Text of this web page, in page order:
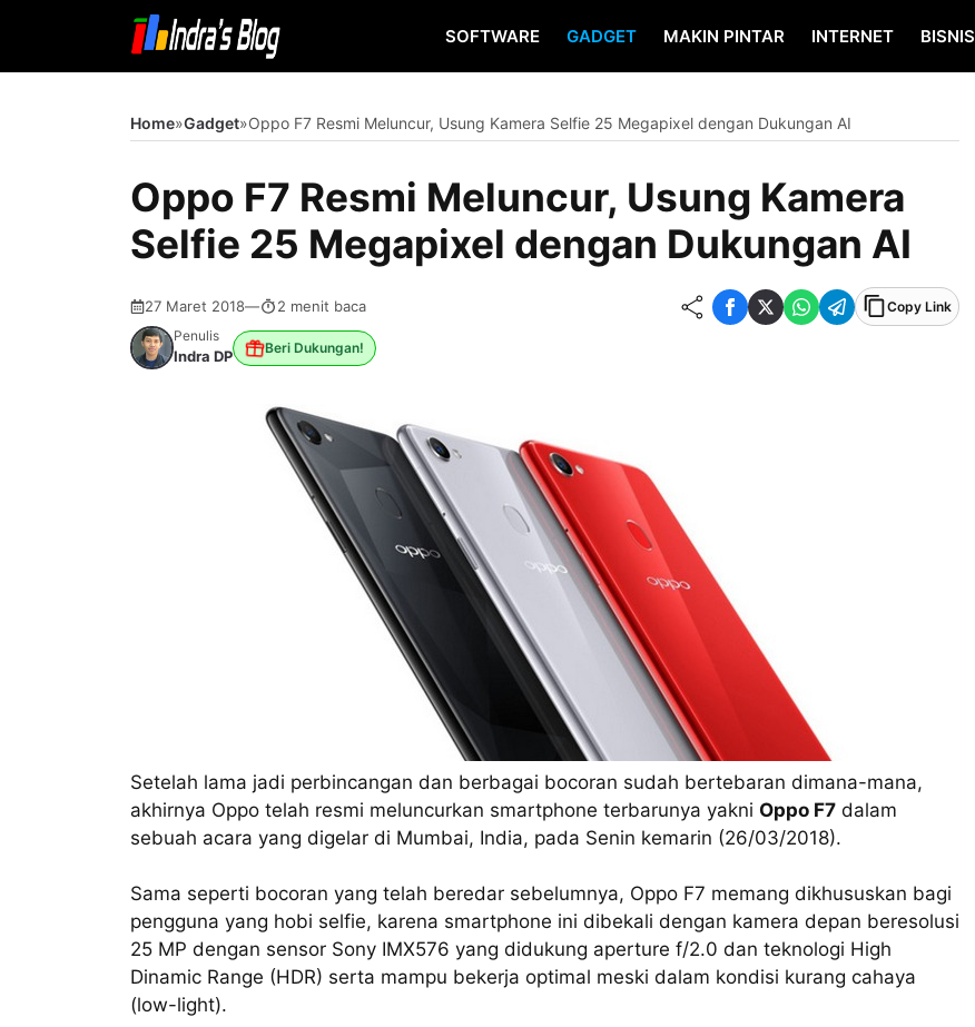
isi
SOFTWARE GADGET MAKIN PINTAR INTERNET BISNIS
Home»Gadget»Oppo F7 Resmi Meluncur, Usung Kamera Selfie 25 Megapixel dengan Dukungan AI
Oppo F7 Resmi Meluncur, Usung Kamera
Selfie 25 Megapixel dengan Dukungan AI
27 Maret 2018— 2 menit baca
Copy Link
Penulis
Indra DP Beri Dukungan!
Setelah lama jadi perbincangan dan berbagai bocoran sudah bertebaran dimana-mana,
akhirnya Oppo telah resmi meluncurkan smartphone terbarunya yakni Oppo F7 dalam
sebuah acara yang digelar di Mumbai, India, pada Senin kemarin (26/03/2018).
Sama seperti bocoran yang telah beredar sebelumnya, Oppo F7 memang dikhususkan bagi
pengguna yang hobi selfie, karena smartphone ini dibekali dengan kamera depan beresolusi
25 MP dengan sensor Sony IMX576 yang didukung aperture f/2.0 dan teknologi High
Dinamic Range (HDR) serta mampu bekerja optimal meski dalam kondisi kurang cahaya
(low-light).